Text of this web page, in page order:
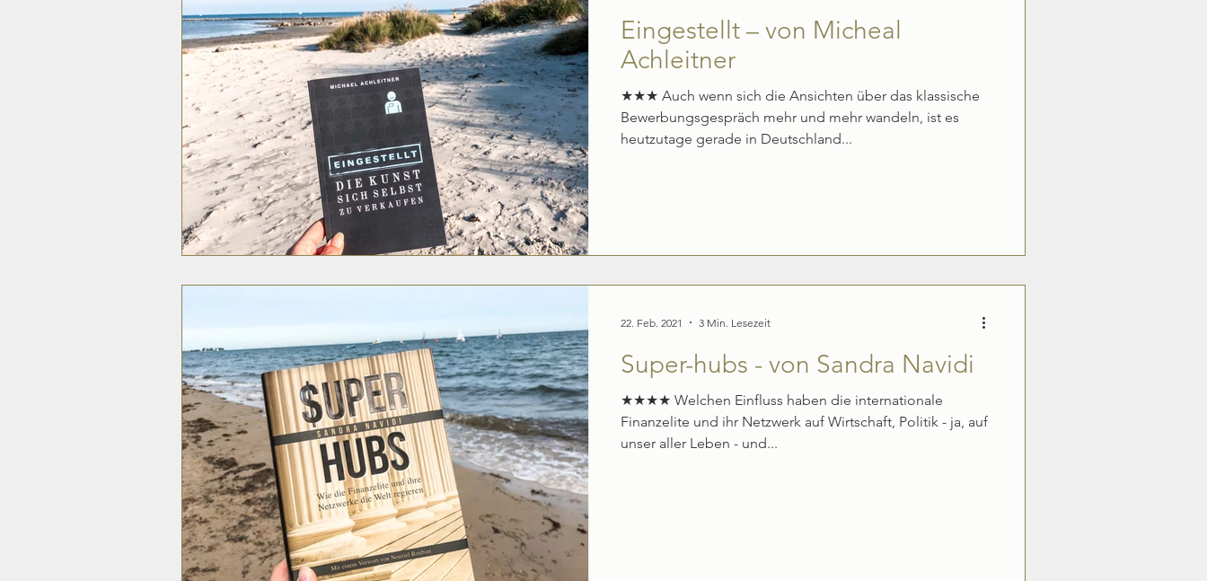
Eingestellt – von Micheal
Achleitner
★★★ Auch wenn sich die Ansichten über das klassische
Bewerbungsgespräch mehr und mehr wandeln, ist es
heutzutage gerade in Deutschland...
Super-hubs - von Sandra Navidi
★★★★ Welchen Einfluss haben die internationale
Finanzelite und ihr Netzwerk auf Wirtschaft, Politik - ja, auf
unser aller Leben - und...
22. Feb. 2021 3 Min. Lesezeit